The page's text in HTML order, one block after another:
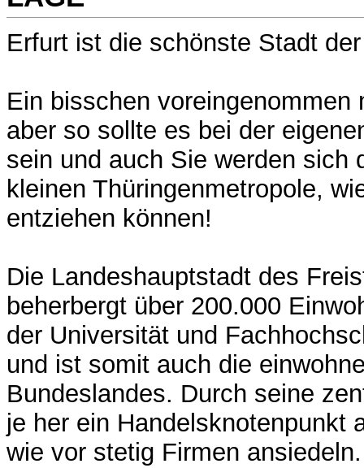
Erfurt ist die schönste Stadt
Ein bisschen voreingenommen
aber so sollte es bei der
sein und auch Sie werden sich
kleinen Thüringenmetropole,
entziehen können!
Die Landeshauptstadt des
beherbergt über 200.000
der Universität und
und ist somit auch die
Bundeslandes. Durch seine
je her ein Handelsknotenpunkt
wie vor stetig Firmen ansiedeln.